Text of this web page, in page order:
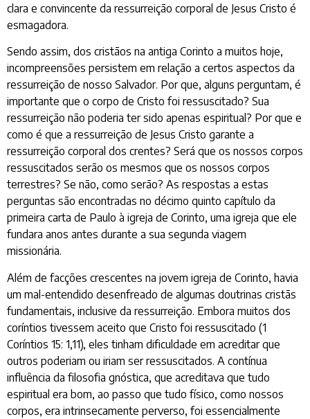
clara e convincente da ressurreição corporal de Jesus Cristo é
esmagadora.
Sendo assim, dos cristãos na antiga Corinto a muitos hoje,
incompreensões persistem em relação a certos aspectos da
ressurreição de nosso Salvador. Por que, alguns perguntam, é
importante que o corpo de Cristo foi ressuscitado? Sua
ressurreição não poderia ter sido apenas espiritual? Por que e
como é que a ressurreição de Jesus Cristo garante a
ressurreição corporal dos crentes? Será que os nossos corpos
ressuscitados serão os mesmos que os nossos corpos
terrestres? Se não, como serão? As respostas a estas
perguntas são encontradas no décimo quinto capítulo da
primeira carta de Paulo à igreja de Corinto, uma igreja que ele
fundara anos antes durante a sua segunda viagem
missionária.
Além de facções crescentes na jovem igreja de Corinto, havia
um mal-entendido desenfreado de algumas doutrinas cristãs
fundamentais, inclusive da ressurreição. Embora muitos dos
coríntios tivessem aceito que Cristo foi ressuscitado (1
Coríntios 15: 1,11), eles tinham dificuldade em acreditar que
outros poderiam ou iriam ser ressuscitados. A contínua
influência da filosofia gnóstica, que acreditava que tudo
espiritual era bom, ao passo que tudo físico, como nossos
corpos, era intrinsecamente perverso, foi essencialmente